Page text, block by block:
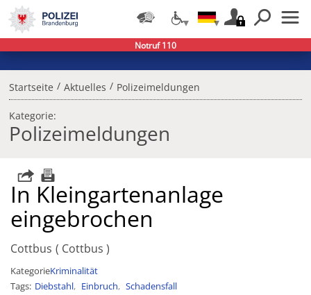
Startseite / Aktuelles / Polizeimeldungen
Kategorie:
Polizeimeldungen
In Kleingartenanlage
eingebrochen
Cottbus Cottbus
KategorieKriminalität
Tags Diebstahl Einbruch
Schadensfall
Notruf 110